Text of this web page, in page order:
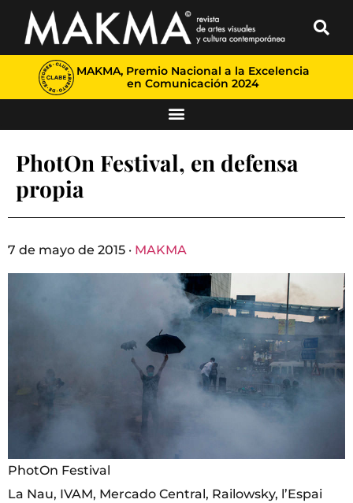
MAKMA, Premio Nacional a la Excelencia
en Comunicación 2024
PhotOn Festival, en defensa
propia
7 de mayo de 2015 · MAKMA
PhotOn Festival
La Nau, IVAM, Mercado Central, Railowsky, l’Espai